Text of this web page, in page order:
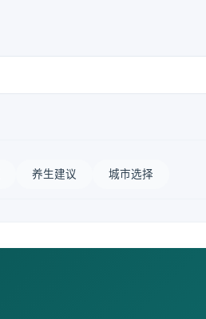
养生建议 城市选择